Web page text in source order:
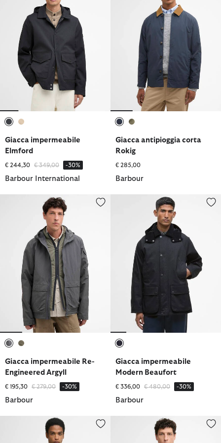
Giacca impermeabile
Elmford
€ 244,30 Prezzo ridotto da
€ 349,00a -30%
Barbour International
Giacca antipioggia corta
Rokig
€ 285,00
Barbour
Giacca impermeabile Re-Engineered Argyll
Giacca impermeabile Re-
Engineered Argyll
€ 195,30 Prezzo ridotto da
€ 279,00a -30%
Barbour
Giacca impermeabile Modern
Giacca impermeabile
Modern Beaufort
€ 336,00 Prezzo ridotto da
€ 480,00a -30%
Barbour
Giacca Mac leggera Rokig Giacca impermeabile Rokig dal